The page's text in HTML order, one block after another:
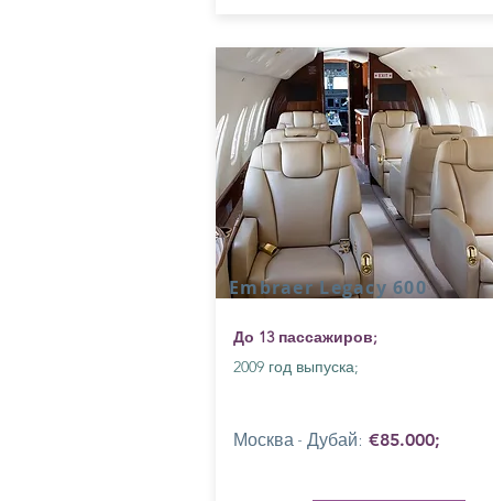
Embraer Legacy 600
До 13 пассажиров;
2009 год выпуска;
Москва - Дубай: €85.000;